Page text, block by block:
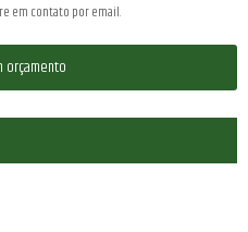
em contato por email.
orçamento